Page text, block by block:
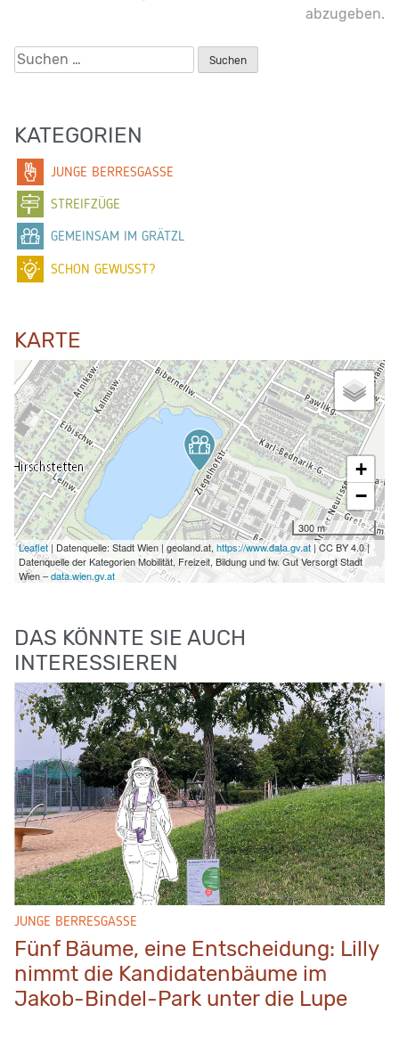
abzugeben.
Suchen
nach:
KATEGORIEN
JUNGE BERRESGASSE
STREIFZÜGE
GEMEINSAM IM GRÄTZL
SCHON GEWUSST?
KARTE
+
−
300 m
Leaflet | Datenquelle: Stadt Wien | geoland.at, https://www.data.gv.at | CC BY 4.0 |
Datenquelle der Kategorien Mobilität, Freizeit, Bildung und tw. Gut Versorgt Stadt
Wien –data.wien.gv.at
DAS KÖNNTE SIE AUCH
INTERESSIEREN
JUNGE BERRESGASSE
Fünf Bäume, eine Entscheidung: Lilly
nimmt die Kandidatenbäume im
Jakob-Bindel-Park unter die Lupe